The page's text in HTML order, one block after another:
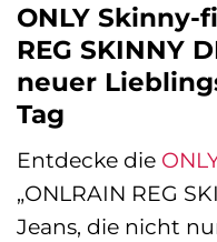
ONLY Skinny-
REG SKINNY
neuer
Tag
Entdecke die
„ONLRAIN REG
Jeans, die nicht